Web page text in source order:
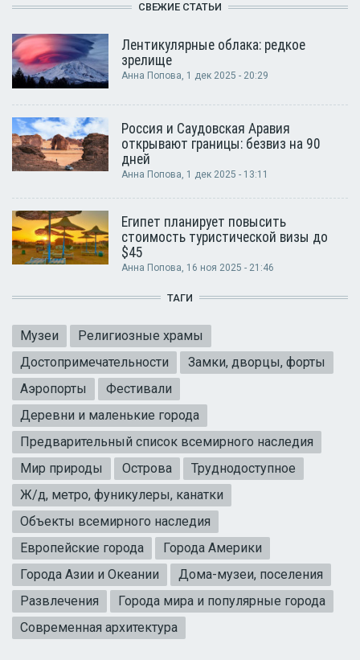
СВЕЖИЕ СТАТЬИ
Лентикулярные облака: редкое
зрелище
Анна Попова, 1 дек 2025 - 20:29
Россия и Саудовская Аравия
открывают границы: безвиз на 90
дней
Анна Попова, 1 дек 2025 - 13:11
Египет планирует повысить
стоимость туристической визы до
$45
Анна Попова, 16 ноя 2025 - 21:46
ТАГИ
Музеи
Религиозные храмы
Достопримечательности
Замки, дворцы, форты
Аэропорты
Фестивали
Деревни и маленькие города
Предварительный список всемирного наследия
Мир природы
Острова
Труднодоступное
Ж/д, метро, фуникулеры, канатки
Объекты всемирного наследия
Европейские города
Города Америки
Города Азии и Океании
Дома-музеи, поселения
Развлечения
Города мира и популярные города
Современная архитектура